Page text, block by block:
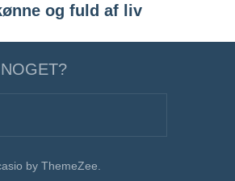
og fuld af liv
by ThemeZee.